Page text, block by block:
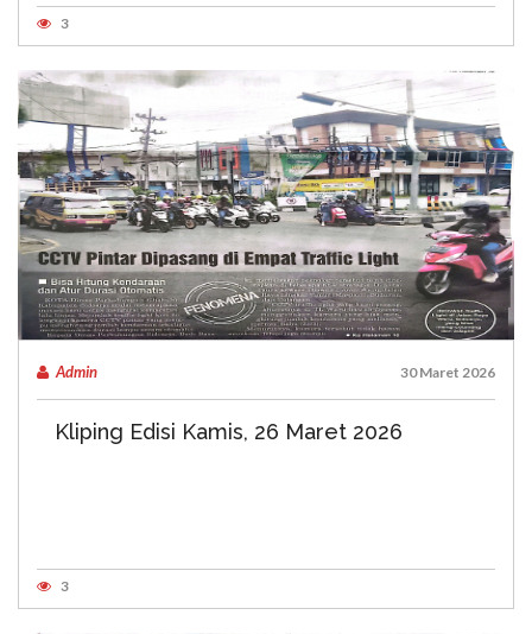
3
Admin 30 Maret 2026
Kliping Edisi Kamis, 26 Maret 2026
3